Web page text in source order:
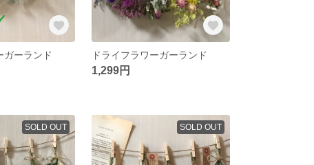
ガーランド ドライフラワーガーランド
1,299円
SOLD OUT SOLD OUT